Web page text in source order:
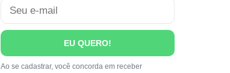
EU QUERO!
Ao se cadastrar, você concorda em receber